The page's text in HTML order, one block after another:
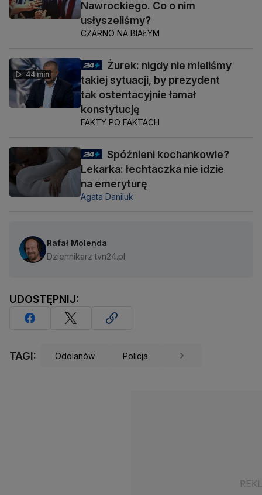
Nawrockiego. Co o nim
usłyszeliśmy?
CZARNO NA BIAŁYM
44 min
Żurek: nigdy nie mieliśmy
takiej sytuacji, by prezydent
tak ostentacyjnie łamał
konstytucję
FAKTY PO FAKTACH
Spóźnieni kochankowie?
Lekarka: łechtaczka nie idzie
na emeryturę
Agata Daniluk
Rafał Molenda
Dziennikarz tvn24.pl
UDOSTĘPNIJ:
TAGI: Odolanów Policja